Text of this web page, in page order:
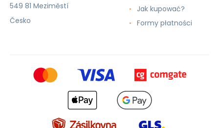
549 81 Meziměstí
Česko
Jak kupować?
Formy płatności